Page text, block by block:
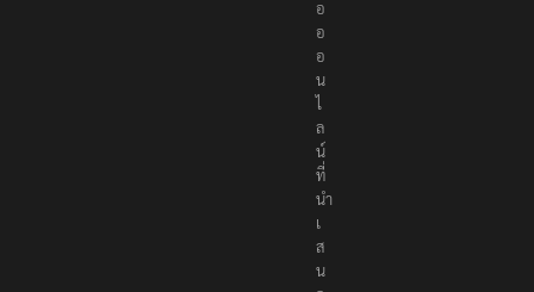
น
สื่
อ
อ
อ
น
ไ
ล
น์
ที่
นำ
เ